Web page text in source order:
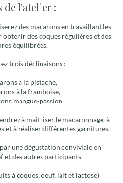
de l'atelier :
des macarons en travaillant les
des coques régulières et des
équilibrées.
trois déclinaisons :
à la pistache,
à la framboise,
mangue-passion
à maîtriser le macaronnage, à
et à réaliser différentes garnitures.
une dégustation conviviale en
et des autres participants.
à coques, oeuf, lait et lactose)